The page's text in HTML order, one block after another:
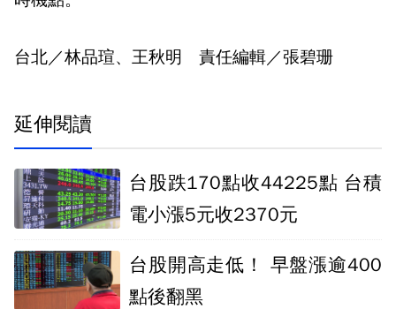
台北／林品瑄、王秋明 責任編輯／張碧珊
延伸閱讀
台股跌170點收44225點 台積
電小漲5元收2370元
台股開高走低！ 早盤漲逾400
點後翻黑